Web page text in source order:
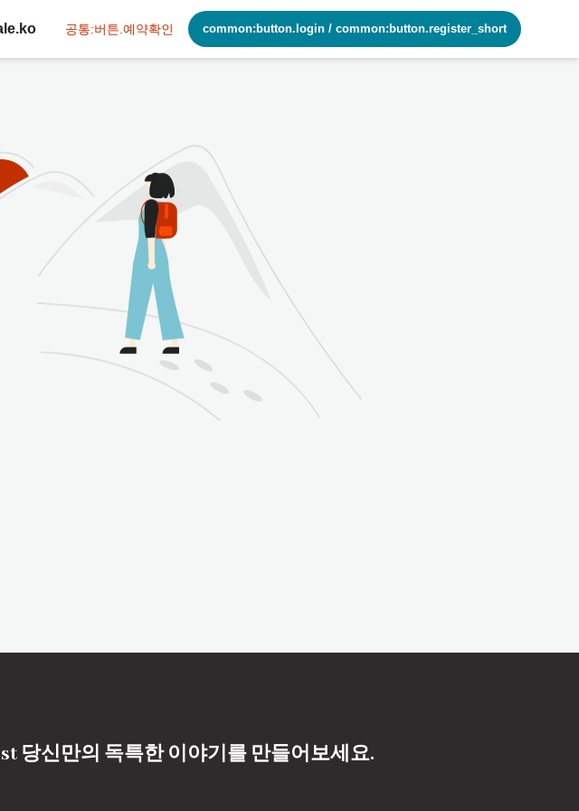
공통:버튼.예약확인 common:button.login / common:button.register_short
당신만의 독특한 이야기를 만들어보세요.